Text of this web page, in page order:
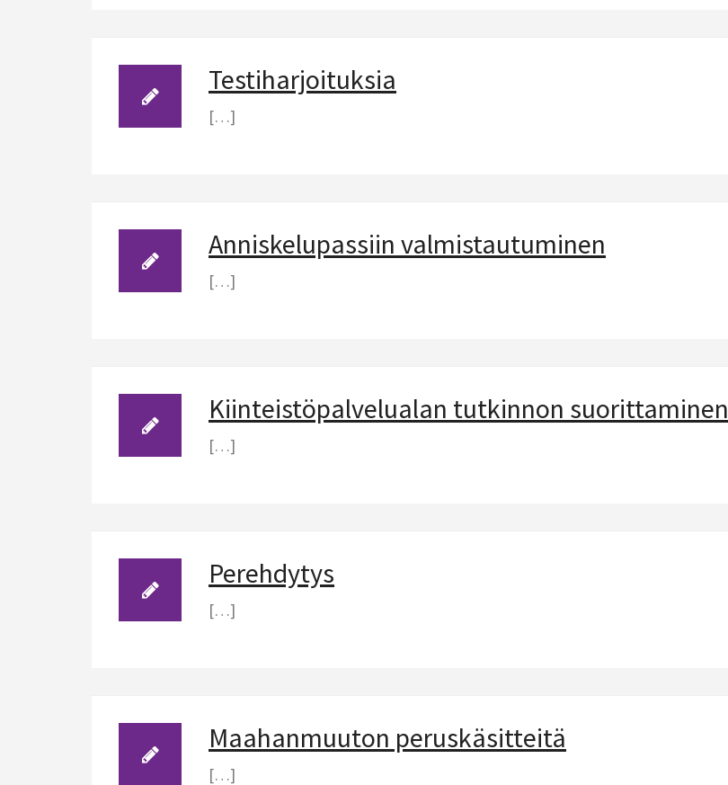
Testiharjoituksia
[…]
Anniskelupassiin valmistautuminen
[…]
Kiinteistöpalvelualan tutkinnon suorittaminen
[…]
Perehdytys
[…]
Maahanmuuton peruskäsitteitä
[…]